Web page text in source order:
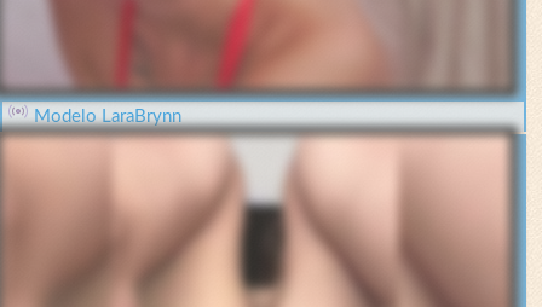
Modelo LaraBrynn